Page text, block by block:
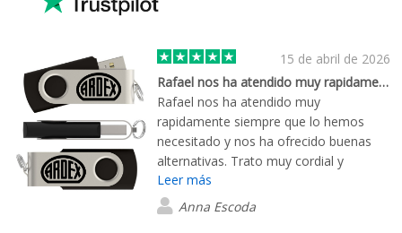
15 de abril de 2026
Rafael nos ha atendido muy rapidamente…
Rafael nos ha atendido muy
rapidamente siempre que lo hemos
necesitado y nos ha ofrecido buenas
alternativas. Trato muy cordial y
profesional
Leer más
Anna Escoda